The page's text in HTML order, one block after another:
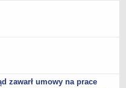
zawarł umowy na prace